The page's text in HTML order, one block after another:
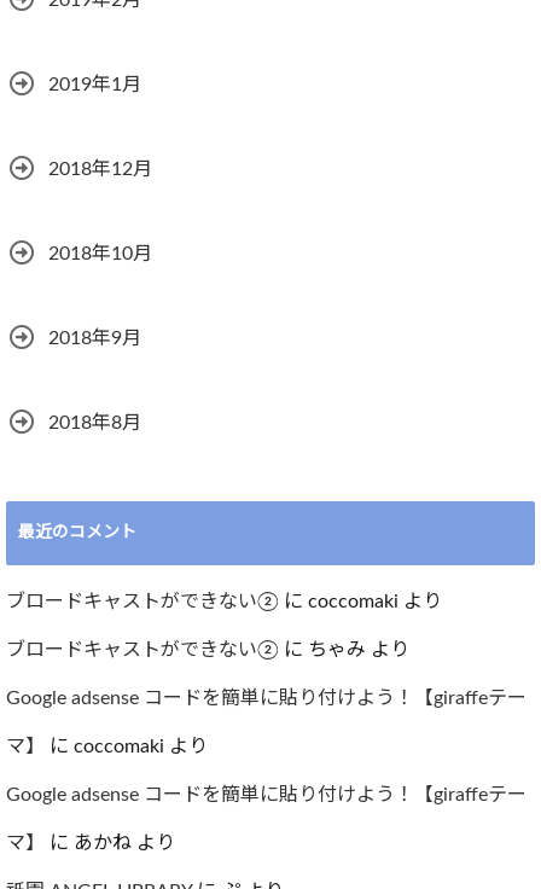
2019年1月
2018年12月
2018年10月
2018年9月
2018年8月
最近のコメント
ブロードキャストができない② に coccomaki より
ブロードキャストができない② に ちゃみ より
Google adsense コードを簡単に貼り付けよう！【giraffeテー
マ】 に coccomaki より
Google adsense コードを簡単に貼り付けよう！【giraffeテー
マ】 に あかね より